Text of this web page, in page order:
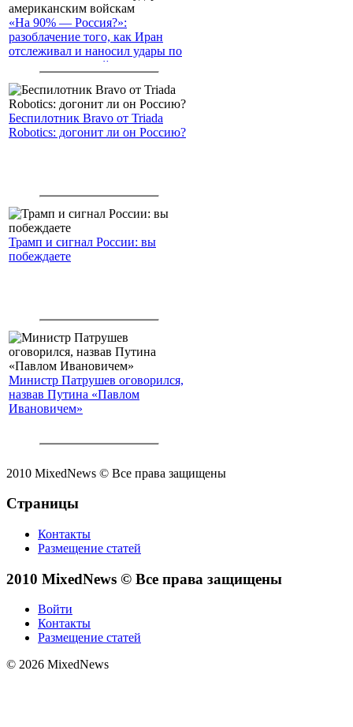
«На 90% — Россия?»:
разоблачение того, как Иран
отслеживал и наносил удары по
американским войскам
Беспилотник Bravo от Triada
Robotics: догонит ли он Россию?
Трамп и сигнал России: вы
побеждаете
Министр Патрушев оговорился,
назвав Путина «Павлом
Ивановичем»
2010 MixedNews © Все права защищены
Страницы
Контакты
Размещение статей
2010 MixedNews © Все права защищены
Войти
Контакты
Размещение статей
© 2026 MixedNews